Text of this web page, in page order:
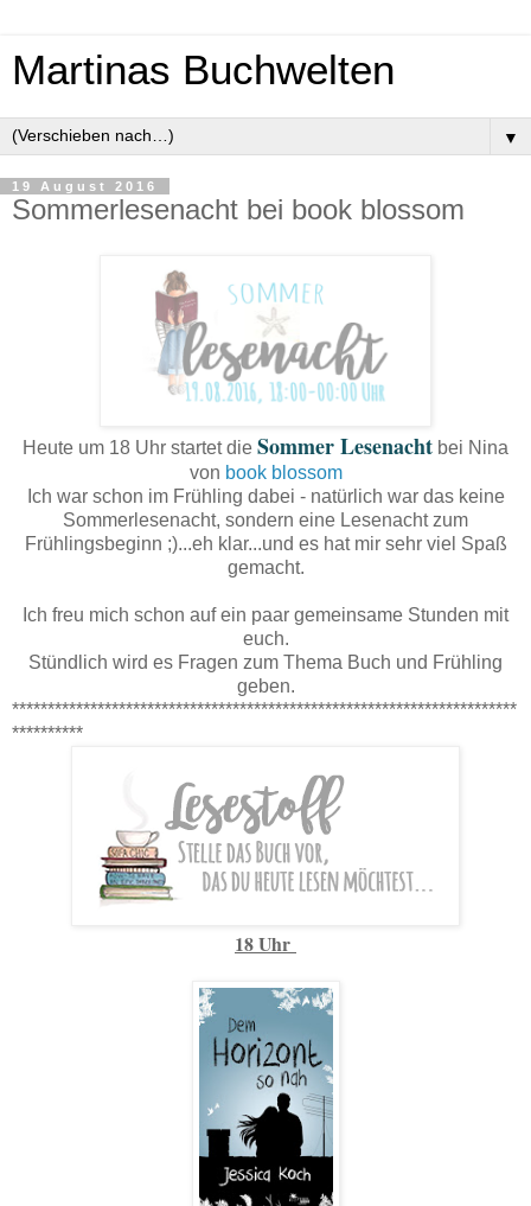
Martinas Buchwelten
▼
19 August 2016
Sommerlesenacht bei book blossom
Heute um 18 Uhr startet die Sommer Lesenacht bei Nina
von book blossom
Ich war schon im Frühling dabei - natürlich war das keine
Sommerlesenacht, sondern eine Lesenacht zum
Frühlingsbeginn ;)...eh klar...und es hat mir sehr viel Spaß
gemacht.
Ich freu mich schon auf ein paar gemeinsame Stunden mit
euch.
Stündlich wird es Fragen zum Thema Buch und Frühling
geben.
***********************************************************************
**********
18 Uhr